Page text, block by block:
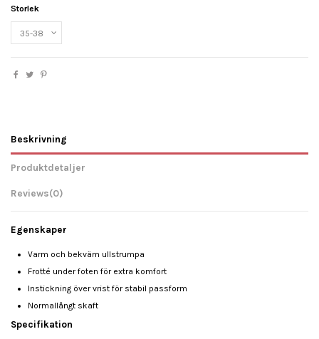
Storlek
Beskrivning
Produktdetaljer
Reviews(0)
Egenskaper
Varm och bekväm ullstrumpa
Frotté under foten för extra komfort
Instickning över vrist för stabil passform
Normallångt skaft
Specifikation